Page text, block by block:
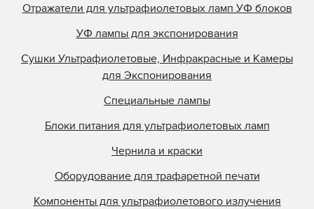
Отражатели для ультрафиолетовых ламп УФ блоков
УФ лампы для экспонирования
Сушки Ультрафиолетовые, Инфракрасные и Камеры
для Экспонирования
Специальные лампы
Блоки питания для ультрафиолетовых ламп
Чернила и краски
Оборудование для трафаретной печати
Компоненты для ультрафиолетового излучения